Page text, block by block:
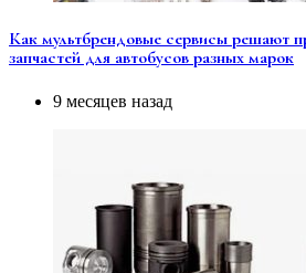
Как мультбрендовые сервисы решают
запчастей для автобусов разных марок
9 месяцев назад